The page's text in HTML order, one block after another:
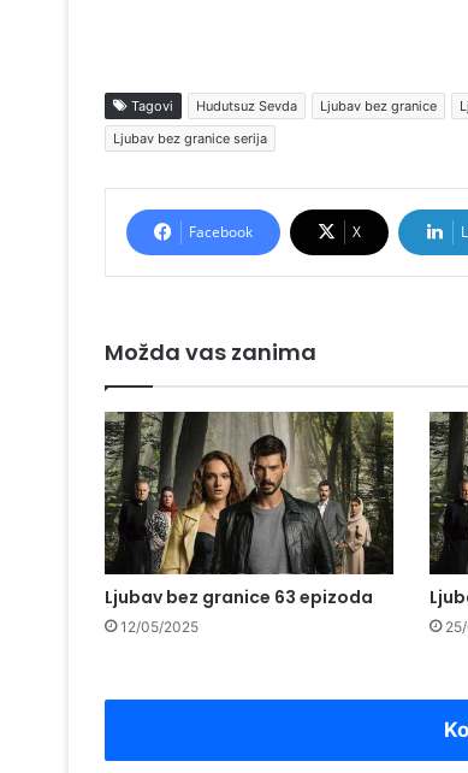
Tagovi Hudutsuz Sevda Ljubav bez granice
Ljubav bez granice serija
Facebook X
Možda vas zanima
Ljubav bez granice 63 epizoda
12/05/2025